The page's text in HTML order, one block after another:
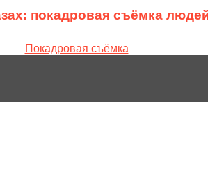
покадровая съёмка